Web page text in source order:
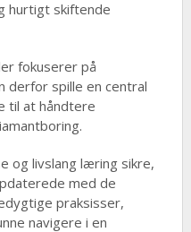
hurtigt skiftende
fokuserer på
spille en central
til at håndtere
og livslang læring sikre,
med de
praksisser,
navigere i en